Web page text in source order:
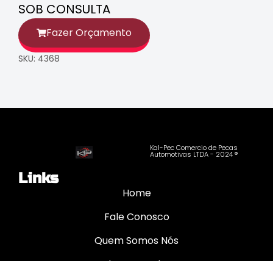
SOB CONSULTA
Fazer Orçamento
SKU: 4368
Kal-Pec Comercio de Pecas
Automotivas LTDA - 2024 ®
Links
Home
Fale Conosco
Quem Somos Nós